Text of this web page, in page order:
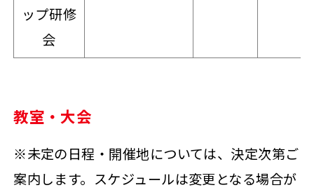
ップ研修
会
教室・大会
※未定の日程・開催地については、決定次第ご
案内します。スケジュールは変更となる場合が